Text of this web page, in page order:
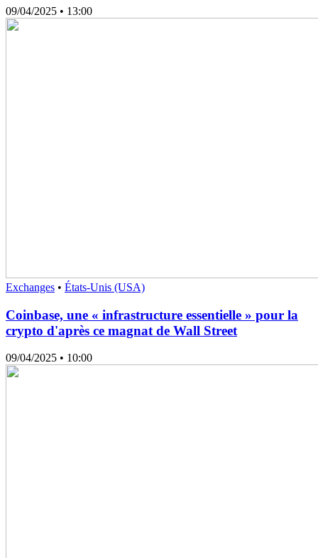
09/04/2025 • 13:00
Exchanges • États-Unis (USA)
Coinbase, une « infrastructure essentielle » pour la
crypto d'après ce magnat de Wall Street
09/04/2025 • 10:00